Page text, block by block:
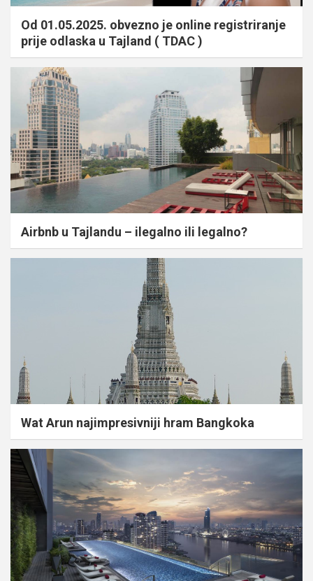
Od 01.05.2025. obvezno je online registriranje
prije odlaska u Tajland ( TDAC )
Airbnb u Tajlandu – ilegalno ili legalno?
Wat Arun najimpresivniji hram Bangkoka